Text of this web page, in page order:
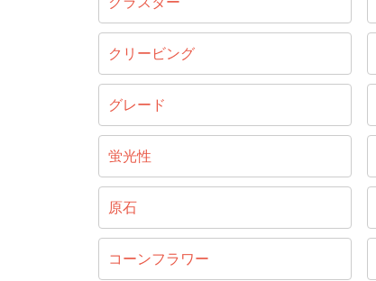
クリービング
グレード
蛍光性
原石
コーンフラワー